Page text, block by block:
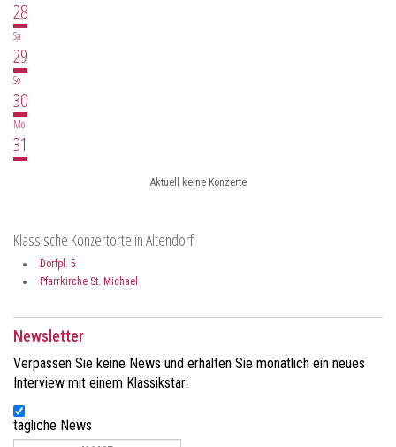
28
Sa
29
So
30
Mo
31
Aktuell keine Konzerte
Klassische Konzertorte in Altendorf
Dorfpl. 5
Pfarrkirche St. Michael
Newsletter
Verpassen Sie keine News und erhalten Sie monatlich ein neues
Interview mit einem Klassikstar:
tägliche News